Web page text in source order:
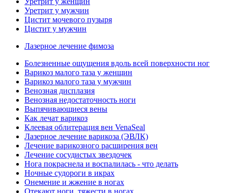
Уретрит у мужчин
Цистит мочевого пузыря
Цистит у мужчин
Лазерное лечение фимоза
Болезненные ощущения вдоль всей поверхности ног
Варикоз малого таза у женщин
Варикоз малого таза у мужчин
Венозная дисплазия
Венозная недостаточность ноги
Выпячивающиеся вены
Как лечат варикоз
Клеевая облитерация вен VenaSeal
Лазерное лечение варикоза (ЭВЛК)
Лечение варикозного расширения вен
Лечение сосудистых звездочек
Нога покраснела и воспалилась - что делать
Ночные судороги в икрах
Онемение и жжение в ногах
Отекают ноги, тяжести в ногах